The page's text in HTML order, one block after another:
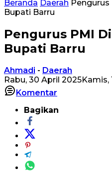
Beranda Daerah Pengurus
Bupati Barru
Pengurus PMI
Bupati Barru
Ahmadi - Daerah
Rabu, 30 April 2025Kamis,
Komentar
Bagikan